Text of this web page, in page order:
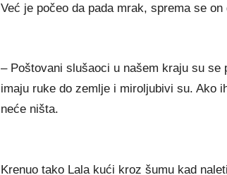
Već je počeo da pada mrak, sprema se
– Poštovani slušaoci u našem kraju su
imaju ruke do zemlje i miroljubivi su. Ako
neće ništa.
Krenuo tako Lala kući kroz šumu kad